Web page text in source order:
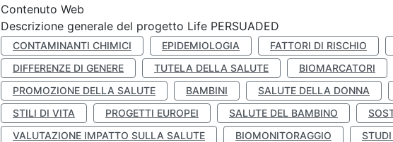
Contenuto Web
Descrizione generale del progetto Life PERSUADED
CONTAMINANTI CHIMICI EPIDEMIOLOGIA FATTORI DI RISCHIO
DIFFERENZE DI GENERE
TUTELA DELLA SALUTE BIOMARCATORI
PROMOZIONE DELLA SALUTE
BAMBINI SALUTE DELLA DONNA
STILI DI VITA
PROGETTI EUROPEI SALUTE DEL BAMBINO
VALUTAZIONE IMPATTO SULLA SALUTE
BIOMONITORAGGIO